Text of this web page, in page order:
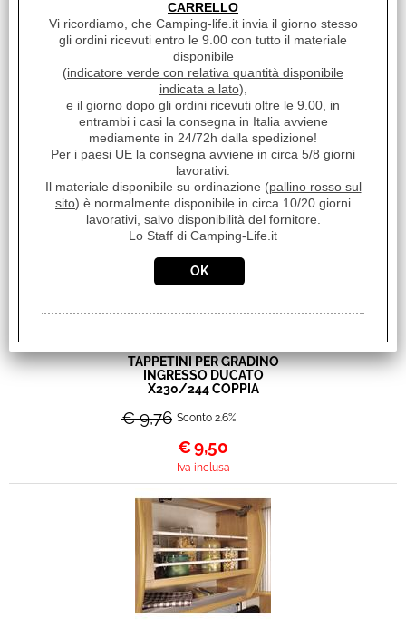
TAPPETINO CABINA
DUCATO X230 DAL 1994 AL
€ 30,50 Sconto 27.9%
€22,00
Iva inclusa
TAPPETINI PER GRADINO
INGRESSO DUCATO
X230/244 COPPIA
€ 9,76 Sconto 2.6%
€9,50
Iva inclusa
CARRELLO
Vi ricordiamo, che Camping-life.it invia il giorno stesso
gli ordini ricevuti entro le 9.00 con tutto il materiale
disponibile
(indicatore verde con relativa quantità disponibile
indicata a lato),
e il giorno dopo gli ordini ricevuti oltre le 9.00, in
entrambi i casi la consegna in Italia avviene
mediamente in 24/72h dalla spedizione!
Per i paesi UE la consegna avviene in circa 5/8 giorni
lavorativi.
Il materiale disponibile su ordinazione (pallino rosso sul
sito) è normalmente disponibile in circa 10/20 giorni
lavorativi, salvo disponibilità del fornitore.
Lo Staff di Camping-Life.it